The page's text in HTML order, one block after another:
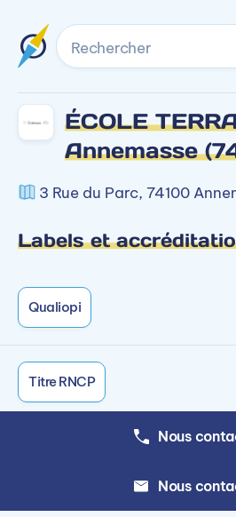
Rechercher
ÉCOLE
Annemasse
3 Rue du Parc, 74100
Labels et
Qualiopi
Titre RNCP
Nous
Nous